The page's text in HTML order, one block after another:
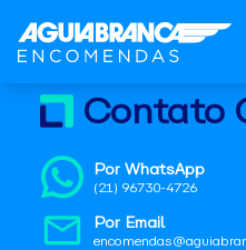
Contato
Por WhatsApp
(21) 96730-4726
Por Email